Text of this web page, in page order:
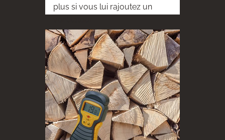
plus si vous lui rajoutez un